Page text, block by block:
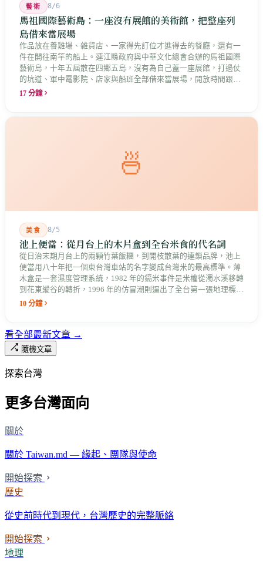
藝術 8/6
馬祖國際藝術島：一座沒有展館的美術館，把整座列
島借來當展場
作品放在養雞場、雜貨店、一家得先訂位才進得去的餐廳，還有一
件在開往南竿的船上。連江縣政府與中華文化總會合辦的馬祖國際
藝術島，十年五屆散在四鄉五島，沒有為自己蓋一座展館，打過仗
的坑道、軍中電影院、店家與船班全部借來當展場，開放時間跟著
店家走。這是縣長說的「島嶼博物館」最具體的樣子，而那些借來
17 分鐘
🍜
美食 8/5
池上便當：從月台上的木片盒到全台米食的代名詞
從日治末期月台上的兩顆竹葉飯糰，到開枝散葉的連鎖品牌，池上
便當用八十年把一個東台灣車站的名字變成台灣米的最高標準。薄
木盒是一套濕度管理系統，1982 年的鎘米事件是米權從濁水溪移轉
到花東縱谷的轉折，1996 年的仿冒潮則逼出了全台第一張地理標誌
證明標章。
10 分鐘
看全部最新文章 →
隨機文章
探索台灣
更多台灣面向
關於
關於 Taiwan.md — 緣起、團隊與使命
開始探索
歷史
從史前時代到現代，台灣歷史的完整脈絡
開始探索
地理